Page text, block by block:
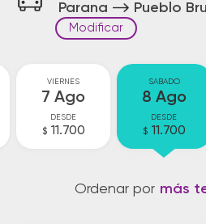
Parana Pueblo
Modificar
VIERNES
7 Ago
DESDE
$ 11.700
SABADO
8 Ago
DESDE
$ 11.700
Ordenar por más